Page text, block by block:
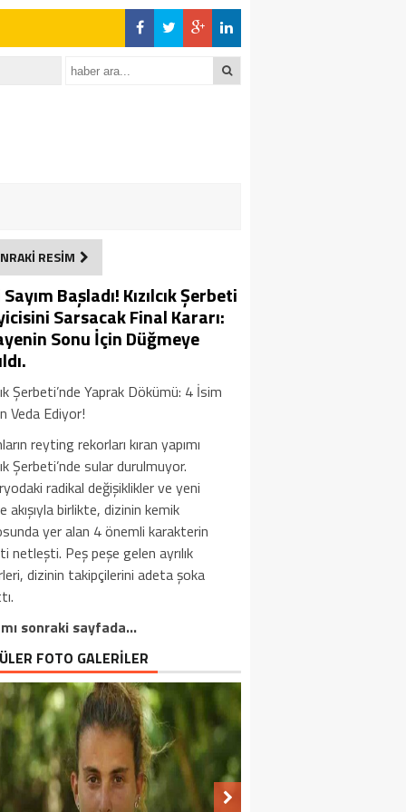
RESİM
Başladı! Kızılcık Şerbeti
Sarsacak Final Kararı:
Sonu İçin Düğmeye
Şerbeti’nde Yaprak Dökümü: 4 İsim
Veda Ediyor!
reyting rekorları kıran yapımı
Şerbeti’nde sular durulmuyor.
radikal değişiklikler ve yeni
akışıyla birlikte, dizinin kemik
yer alan 4 önemli karakterin
netleşti. Peş peşe gelen ayrılık
dizinin takipçilerini adeta şoka
sonraki sayfada…
FOTO GALERİLER